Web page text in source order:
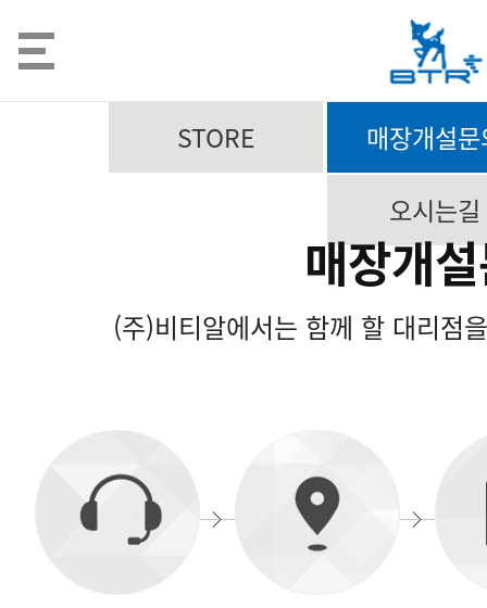
STORE
매장개설
오시는길
매장개
(주)비티알에서는 함께 할 대리점